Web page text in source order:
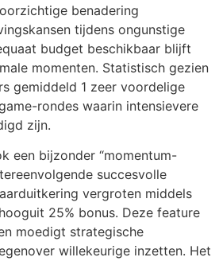
benadering
tijdens ongunstige
budget beschikbaar blijft
momenten. Statistisch gezien
gemiddeld 1 zeer voordelige
rondes waarin intensievere
zijn.
een bijzonder “momentum-
succesvolle
vergroten middels
25% bonus. Deze feature
moedigt strategische
willekeurige inzetten. Het